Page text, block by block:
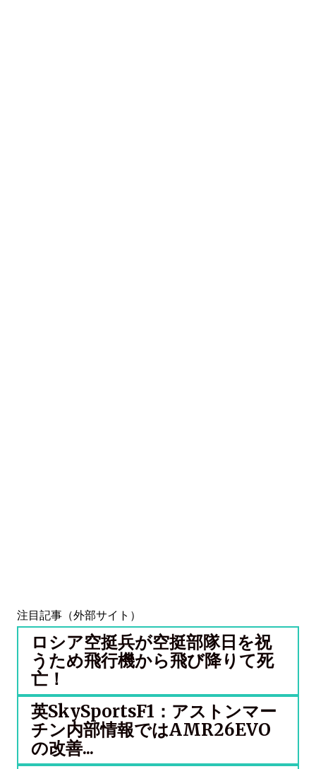
注目記事（外部サイト）
ロシア空挺兵が空挺部隊日を祝
うため飛行機から飛び降りて死
亡！
英SkySportsF1：アストンマー
チン内部情報ではAMR26EVO
の改善...